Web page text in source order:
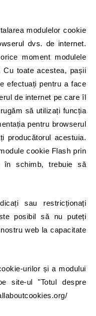
modulelor cookie
dvs. de internet.
moment modulele
toate acestea, pașii
efectuați pentru a face
de internet pe care îl
să utilizați funcția
pentru browserul
producătorul acestuia.
cookie Flash prin
în schimb, trebuie să
sau restricționați
posibil să nu puteți
web la capacitate
urilor și a modului
site-ul "Totul despre